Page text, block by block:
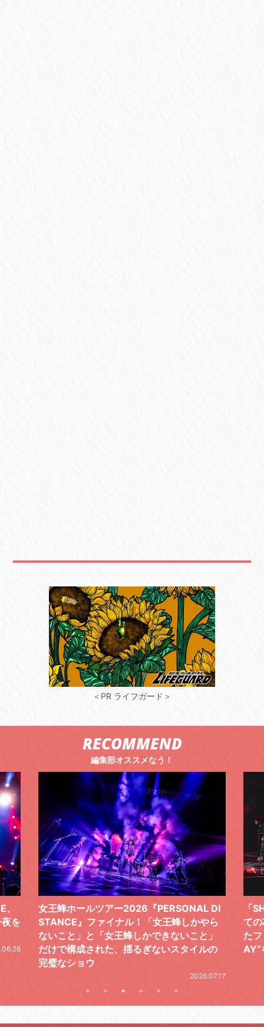
＜PR ライフガード＞
RECOMMEND
編集部オススメなう！
ら
の
「SHISHAMOでした!!!」ロックバンドとし
ての芯を貫き通し、笑顔と感謝で泳ぎ切っ
たファイナルライブ、DAY2“GOODBYE D
AY”をレポート
気
レ